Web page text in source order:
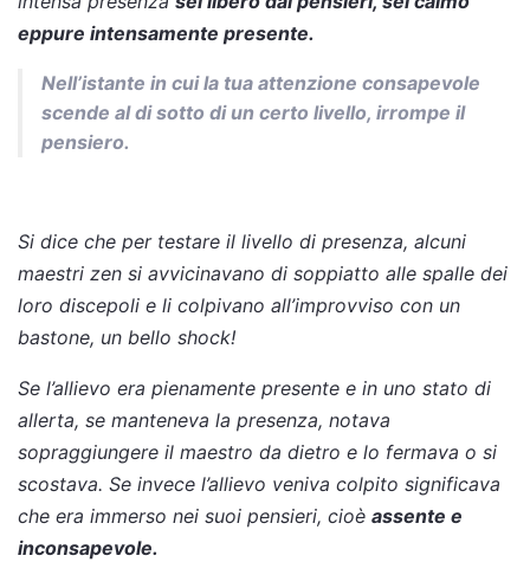
eppure intensamente presente.
Nell’istante in cui la tua attenzione consapevole
scende al di sotto di un certo livello, irrompe il
pensiero.
Si dice che per testare il livello di presenza, alcuni
maestri zen si avvicinavano di soppiatto alle spalle dei
loro discepoli e li colpivano all’improvviso con un
bastone, un bello shock!
Se l’allievo era pienamente presente e in uno stato di
allerta, se manteneva la presenza, notava
sopraggiungere il maestro da dietro e lo fermava o si
scostava. Se invece l’allievo veniva colpito significava
che era immerso nei suoi pensieri, cioè assente e
inconsapevole.